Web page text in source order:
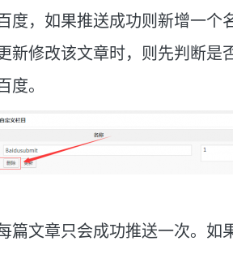
度，如果推送成功则新增一
新修改该文章时，则先判断是
度。
篇文章只会成功推送一次。如